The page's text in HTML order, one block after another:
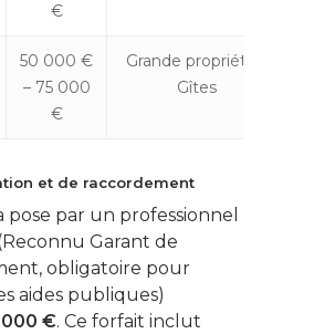
€
50 000 €
– 75 000
€
Grande propriété /
Gîtes
et de raccordement
pose par un professionnel
Garant de
obligatoire pour
aides publiques)
€. Ce forfait inclut